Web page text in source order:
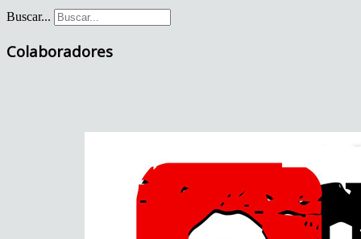
Buscar...
Colaboradores